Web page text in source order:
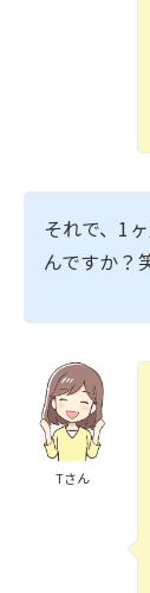
それで、1
んですか？
Tさん